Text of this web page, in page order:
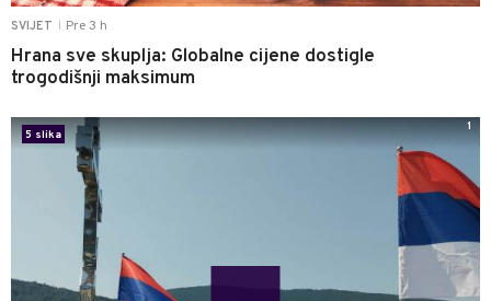
SVIJET Pre 3 h
Hrana sve skuplja: Globalne cijene dostigle
trogodišnji maksimum
5 slika
1